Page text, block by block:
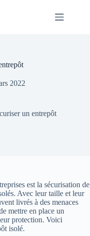
2022
un entrepôt
est la sécurisation de
Avec leur taille et leur
livrés à des menaces
mettre en place un
protection. Voici
isolé.